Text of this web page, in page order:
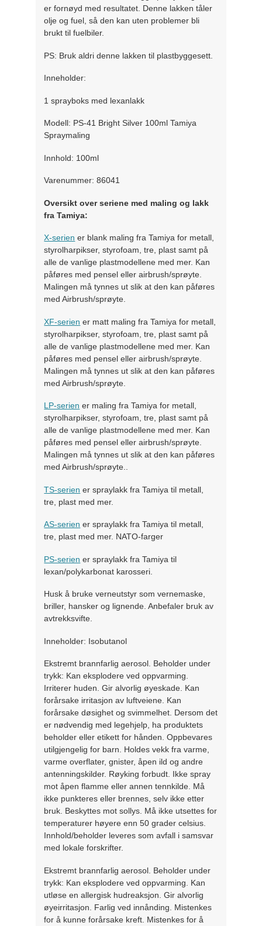
er fornøyd med resultatet. Denne lakken tåler
olje og fuel, så den kan uten problemer bli
brukt til fuelbiler.
PS: Bruk aldri denne lakken til plastbyggesett.
Inneholder:
1 sprayboks med lexanlakk
Modell: PS-41 Bright Silver 100ml Tamiya
Spraymaling
Innhold: 100ml
Varenummer: 86041
Oversikt over seriene med maling og lakk
fra Tamiya:
X-serien er blank maling fra Tamiya for metall,
styrolharpikser, styrofoam, tre, plast samt på
alle de vanlige plastmodellene med mer. Kan
påføres med pensel eller airbrush/sprøyte.
Malingen må tynnes ut slik at den kan påføres
med Airbrush/sprøyte.
XF-serien er matt maling fra Tamiya for metall,
styrolharpikser, styrofoam, tre, plast samt på
alle de vanlige plastmodellene med mer. Kan
påføres med pensel eller airbrush/sprøyte.
Malingen må tynnes ut slik at den kan påføres
med Airbrush/sprøyte.
LP-serien er maling fra Tamiya for metall,
styrolharpikser, styrofoam, tre, plast samt på
alle de vanlige plastmodellene med mer. Kan
påføres med pensel eller airbrush/sprøyte.
Malingen må tynnes ut slik at den kan påføres
med Airbrush/sprøyte..
TS-serien er spraylakk fra Tamiya til metall,
tre, plast med mer.
AS-serien er spraylakk fra Tamiya til metall,
tre, plast med mer. NATO-farger
PS-serien er spraylakk fra Tamiya til
lexan/polykarbonat karosseri.
Husk å bruke verneutstyr som vernemaske,
briller, hansker og lignende. Anbefaler bruk av
avtrekksvifte.
Inneholder: Isobutanol
Ekstremt brannfarlig aerosol. Beholder under
trykk: Kan eksplodere ved oppvarming.
Irriterer huden. Gir alvorlig øyeskade. Kan
forårsake irritasjon av luftveiene. Kan
forårsake døsighet og svimmelhet. Dersom det
er nødvendig med legehjelp, ha produktets
beholder eller etikett for hånden. Oppbevares
utilgjengelig for barn. Holdes vekk fra varme,
varme overflater, gnister, åpen ild og andre
antenningskilder. Røyking forbudt. Ikke spray
mot åpen flamme eller annen tennkilde. Må
ikke punkteres eller brennes, selv ikke etter
bruk. Beskyttes mot sollys. Må ikke utsettes for
temperaturer høyere enn 50 grader celsius.
Innhold/beholder leveres som avfall i samsvar
med lokale forskrifter.
Ekstremt brannfarlig aerosol. Beholder under
trykk: Kan eksplodere ved oppvarming. Kan
utløse en allergisk hudreaksjon. Gir alvorlig
øyeirritasjon. Farlig ved innånding. Mistenkes
for å kunne forårsake kreft. Mistenkes for å